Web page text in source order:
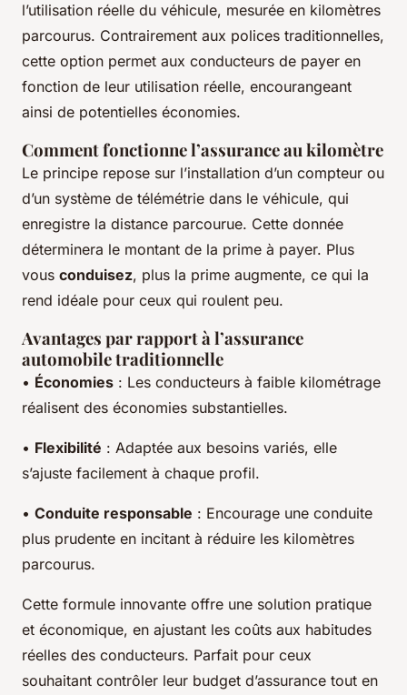
l’utilisation réelle du véhicule, mesurée en kilomètres
parcourus. Contrairement aux polices traditionnelles,
cette option permet aux conducteurs de payer en
fonction de leur utilisation réelle, encourangeant
ainsi de potentielles économies.
Comment fonctionne l’assurance au kilomètre
Le principe repose sur l’installation d’un compteur ou
d’un système de télémétrie dans le véhicule, qui
enregistre la distance parcourue. Cette donnée
déterminera le montant de la prime à payer. Plus
vous conduisez, plus la prime augmente, ce qui la
rend idéale pour ceux qui roulent peu.
Avantages par rapport à l’assurance
automobile traditionnelle
• Économies : Les conducteurs à faible kilométrage
réalisent des économies substantielles.
• Flexibilité : Adaptée aux besoins variés, elle
s’ajuste facilement à chaque profil.
• Conduite responsable : Encourage une conduite
plus prudente en incitant à réduire les kilomètres
parcourus.
Cette formule innovante offre une solution pratique
et économique, en ajustant les coûts aux habitudes
réelles des conducteurs. Parfait pour ceux
souhaitant contrôler leur budget d’assurance tout en